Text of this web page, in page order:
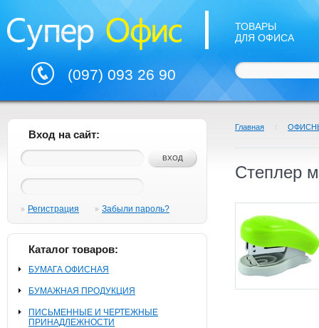
(097) 093 26 90
ТОВАРЫ
ДЛЯ ОФИСА
Вход на сайт:
Регистрация Забыли пароль?
Каталог товаров:
БУМАГА ОФИСНАЯ
БУМАЖНАЯ ПРОДУКЦИЯ
ПИСЬМЕННЫЕ И ЧЕРТЕЖНЫЕ
ПРИНАДЛЕЖНОСТИ
Главная /
Степлер